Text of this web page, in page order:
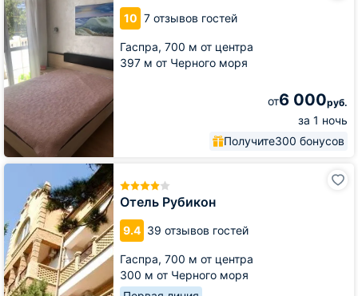
10 7 отзывов гостей
Гаспра, 700 м от центра
397 м от Черного моря
от6 000руб.
за 1 ночь
Получите300 бонусов
2-
2
Отель Рубикон
9.4 39 отзывов гостей
Гаспра, 700 м от центра
300 м от Черного моря
Отель
Рубикон